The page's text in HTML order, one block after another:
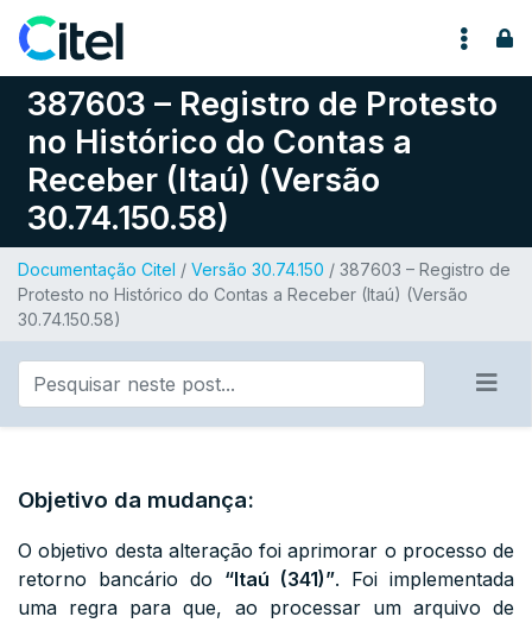
Pular para o conteúdo
387603 – Registro de Protesto
no Histórico do Contas a
Receber (Itaú) (Versão
30.74.150.58)
Documentação Citel / Versão 30.74.150 / 387603 – Registro de
Protesto no Histórico do Contas a Receber (Itaú) (Versão
30.74.150.58)
Objetivo da mudança:
O objetivo desta alteração foi aprimorar o processo de
retorno bancário do “Itaú (341)”. Foi implementada
uma regra para que, ao processar um arquivo de